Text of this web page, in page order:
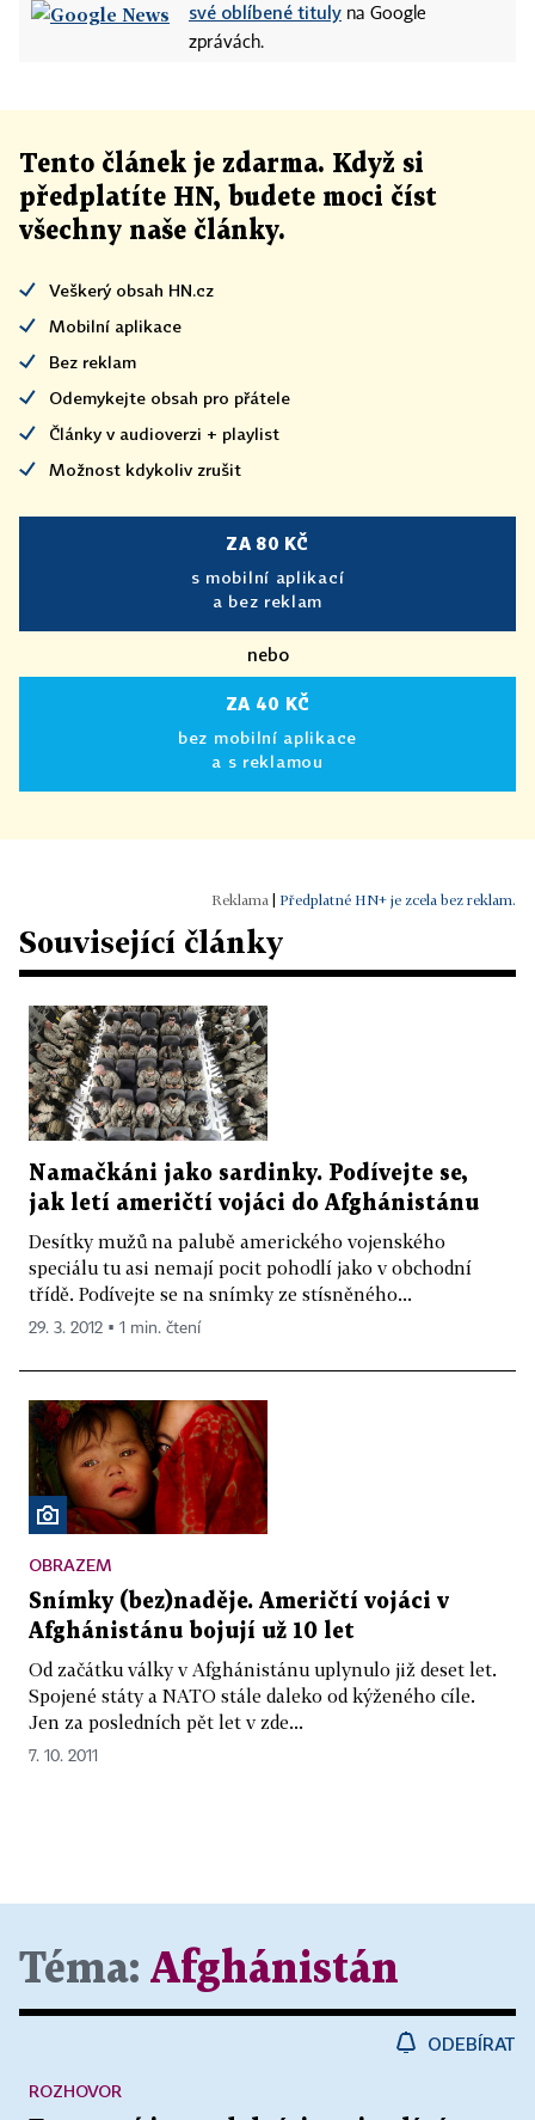
své oblíbené tituly na Google
zprávách.
Tento článek je zdarma. Když si
předplatíte HN, budete moci číst
všechny naše články.
Veškerý obsah HN.cz
Mobilní aplikace
Bez reklam
Odemykejte obsah pro přátele
Články v audioverzi + playlist
Možnost kdykoliv zrušit
ZA 80 KČ
s mobilní aplikací
a bez reklam
nebo
ZA 40 KČ
bez mobilní aplikace
a s reklamou
Předplatné HN+ je zcela bez reklam.
Související články
Namačkáni jako sardinky. Podívejte se,
jak letí američtí vojáci do Afghánistánu
Desítky mužů na palubě amerického vojenského
speciálu tu asi nemají pocit pohodlí jako v obchodní
třídě. Podívejte se na snímky ze stísněného...
29. 3. 2012 ▪ 1 min. čtení
OBRAZEM
Snímky (bez)naděje. Američtí vojáci v
Afghánistánu bojují už 10 let
Od začátku války v Afghánistánu uplynulo již deset let.
Spojené státy a NATO stále daleko od kýženého cíle.
Jen za posledních pět let v zde...
7. 10. 2011
Téma: Afghánistán
ODEBÍRAT
ROZHOVOR